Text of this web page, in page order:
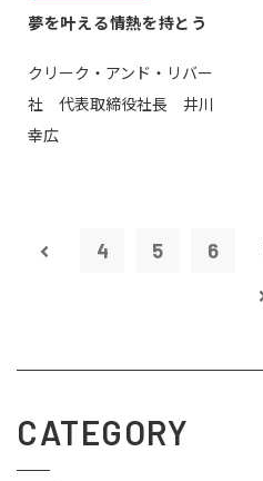
夢を叶える情熱を持とう
クリーク・アンド・リバー
社 代表取締役社長 井川
幸広
4 5 6
CATEGORY